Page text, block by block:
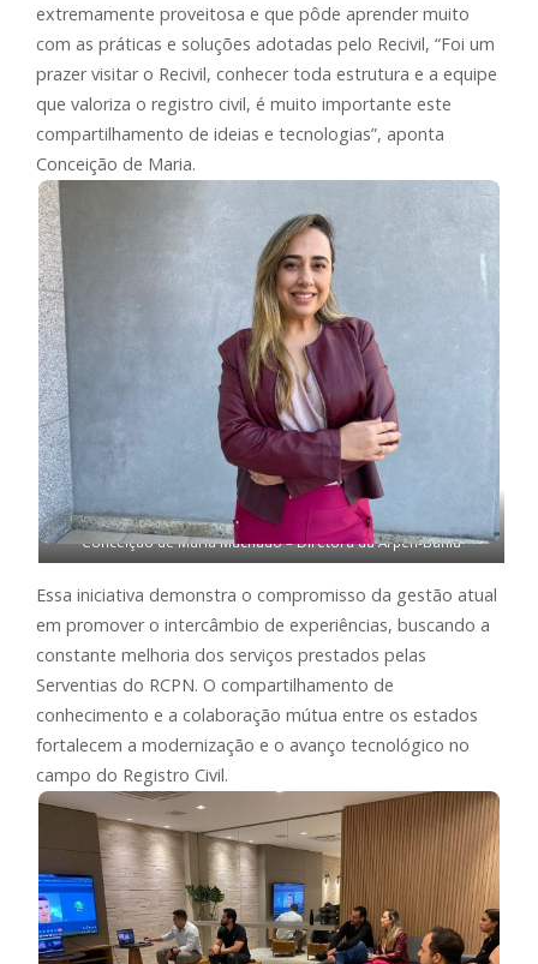
extremamente proveitosa e que pôde aprender muito
com as práticas e soluções adotadas pelo Recivil, “Foi um
prazer visitar o Recivil, conhecer toda estrutura e a equipe
que valoriza o registro civil, é muito importante este
compartilhamento de ideias e tecnologias”, aponta
Conceição de Maria.
Conceição de Maria Machado – Diretora da Arpen-Bahia
Essa iniciativa demonstra o compromisso da gestão atual
em promover o intercâmbio de experiências, buscando a
constante melhoria dos serviços prestados pelas
Serventias do RCPN. O compartilhamento de
conhecimento e a colaboração mútua entre os estados
fortalecem a modernização e o avanço tecnológico no
campo do Registro Civil.